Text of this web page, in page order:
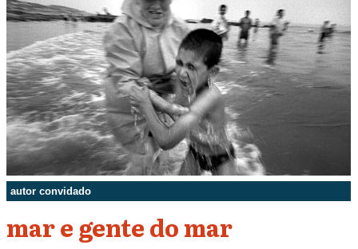
autor convidado
mar e gente do mar